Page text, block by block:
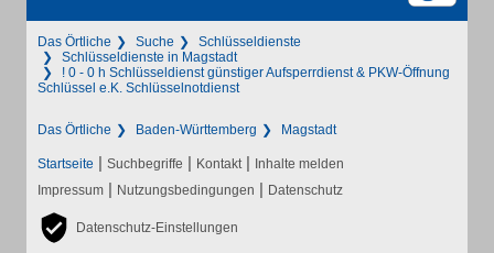
Das Örtliche Suche
Schlüsseldienste
Schlüsseldienste in Magstadt
! 0 - 0 h Schlüsseldienst günstiger Aufsperrdienst & PKW-Öffnung
Schlüssel e.K. Schlüsselnotdienst
Das Örtliche Baden-Württemberg Magstadt
Startseite | Suchbegriffe | Kontakt | Inhalte melden
Impressum | Nutzungsbedingungen | Datenschutz
Datenschutz-Einstellungen